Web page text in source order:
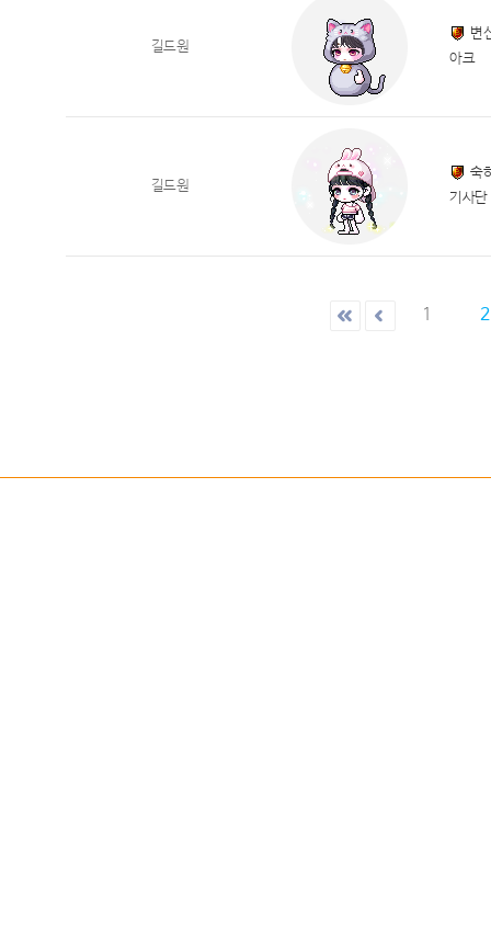
길드원
변
아크
길드원
숙
기사단
1 2